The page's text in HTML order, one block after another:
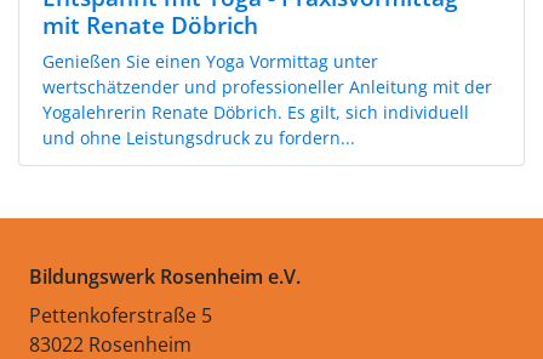
mit Renate Döbrich
Genießen Sie einen Yoga Vormittag unter
wertschätzender und professioneller Anleitung mit der
Yogalehrerin Renate Döbrich. Es gilt, sich individuell
und ohne Leistungsdruck zu fordern...
Bildungswerk Rosenheim e.V.
Pettenkoferstraße 5
83022 Rosenheim